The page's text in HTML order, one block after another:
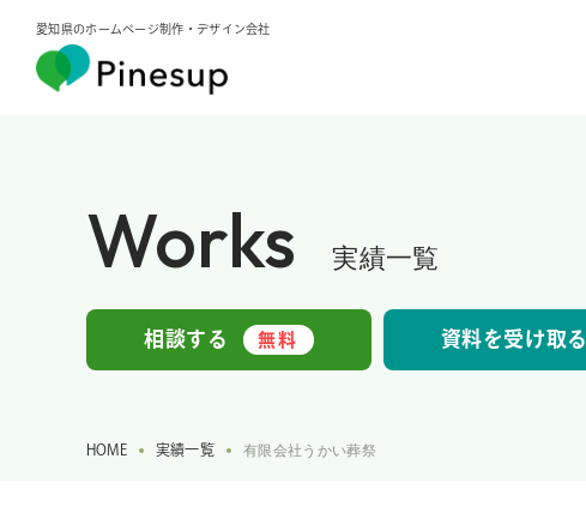
愛知県のホームページ制作・デザイン会社
Works 実績一覧
相談する 無料 資料を受け取る
HOME 実績一覧 有限会社うかい葬祭